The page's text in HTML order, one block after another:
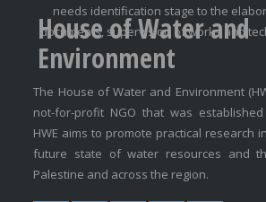
needs identification stage to the
documents, supervision of works and
House of Water and
Environment
The House of Water and Environment
not-for-profit NGO that was
HWE aims to promote practical research
future state of water resources and
Palestine and across the region.